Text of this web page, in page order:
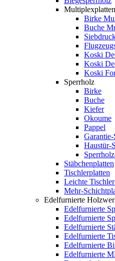
Multiplexplatten
Birke
Buche
Koski
Koski
Koski
Sperrholz
Birke
Buche
Kiefer
Okoume
Pappel
Haustür-
Stäbchenplatten
Tischlerplatten
Leichte
Mehr-
Edelfurnierte
Edelfurnierte
Edelfurnierte
Edelfurnierte
Edelfurnierte
Edelfurnierte
Edelfurnierte